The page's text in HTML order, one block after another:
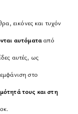
εικόνες και τυχόν
αυτόματααπό
αυτές, ως
στο
τους και στη